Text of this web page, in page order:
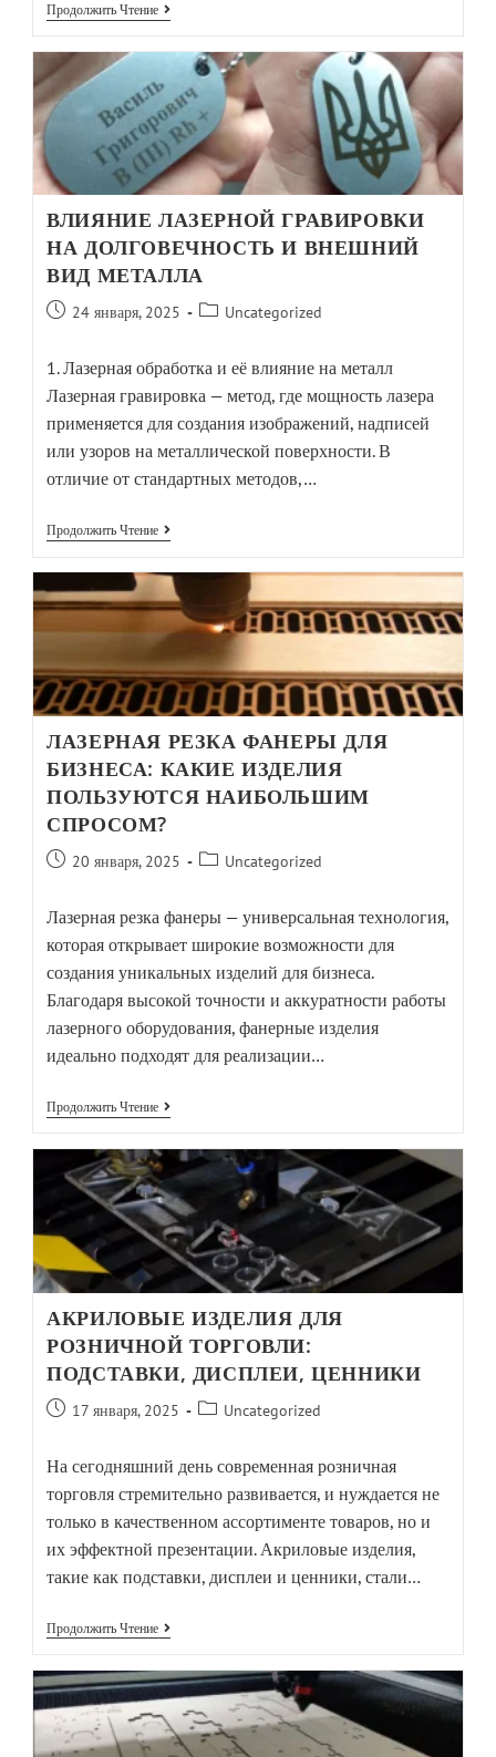
Продолжить Чтение
ВЛИЯНИЕ ЛАЗЕРНОЙ ГРАВИРОВКИ
НА ДОЛГОВЕЧНОСТЬ И ВНЕШНИЙ
ВИД МЕТАЛЛА
24 января, 2025 Uncategorized
1. Лазерная обработка и её влияние на металл
Лазерная гравировка — метод, где мощность лазера
применяется для создания изображений, надписей
или узоров на металлической поверхности. В
отличие от стандартных методов,…
Продолжить Чтение
ЛАЗЕРНАЯ РЕЗКА ФАНЕРЫ ДЛЯ
БИЗНЕСА: КАКИЕ ИЗДЕЛИЯ
ПОЛЬЗУЮТСЯ НАИБОЛЬШИМ
СПРОСОМ?
20 января, 2025 Uncategorized
Лазерная резка фанеры — универсальная технология,
которая открывает широкие возможности для
создания уникальных изделий для бизнеса.
Благодаря высокой точности и аккуратности работы
лазерного оборудования, фанерные изделия
идеально подходят для реализации…
Продолжить Чтение
АКРИЛОВЫЕ ИЗДЕЛИЯ ДЛЯ
РОЗНИЧНОЙ ТОРГОВЛИ:
ПОДСТАВКИ, ДИСПЛЕИ, ЦЕННИКИ
17 января, 2025 Uncategorized
На сегодняшний день современная розничная
торговля стремительно развивается, и нуждается не
только в качественном ассортименте товаров, но и
их эффектной презентации. Акриловые изделия,
такие как подставки, дисплеи и ценники, стали…
Продолжить Чтение